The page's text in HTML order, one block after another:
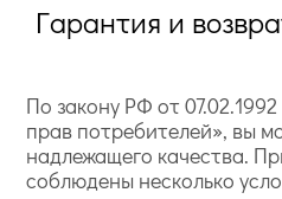
Гарантия и
По закону РФ от
прав потребителей», вы
надлежащего качества.
соблюдены несколько